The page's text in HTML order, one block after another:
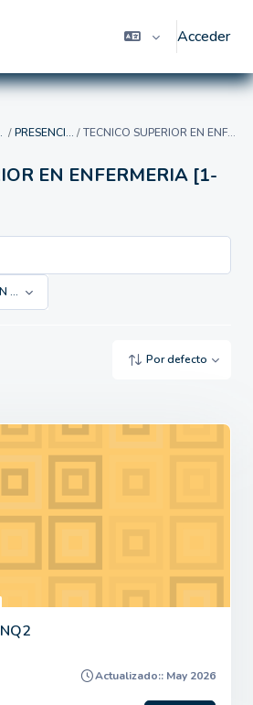
Acceder
PRESENCIAL [15] TECNICO SUPERIOR EN ENFERMERIA [1-15]
EN ENFERMERIA [1-
ENFERMERIA [1-15]
Por defecto
Actualizado:: May 2026